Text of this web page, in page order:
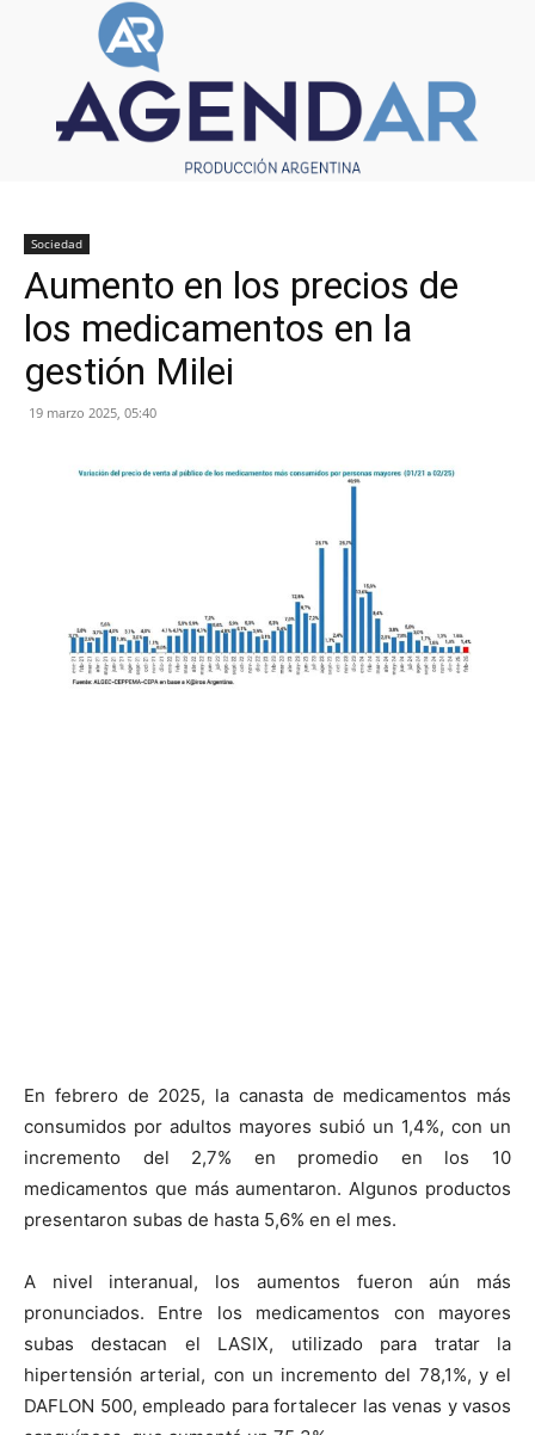
Sociedad
Aumento en los precios de
los medicamentos en la
gestión Milei
19 marzo 2025, 05:40
En febrero de 2025, la canasta de medicamentos más
consumidos por adultos mayores subió un 1,4%, con un
incremento del 2,7% en promedio en los 10
medicamentos que más aumentaron. Algunos productos
presentaron subas de hasta 5,6% en el mes.
A nivel interanual, los aumentos fueron aún más
pronunciados. Entre los medicamentos con mayores
subas destacan el LASIX, utilizado para tratar la
hipertensión arterial, con un incremento del 78,1%, y el
DAFLON 500, empleado para fortalecer las venas y vasos